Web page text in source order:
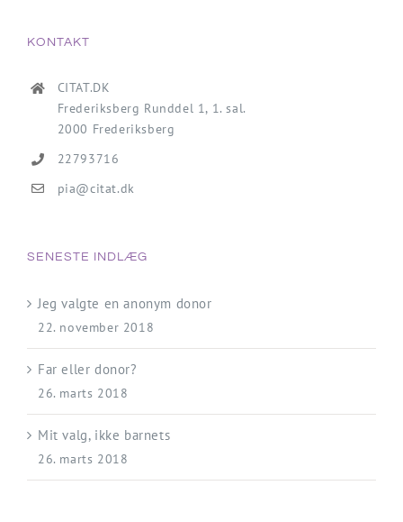
KONTAKT
CITAT.DK
Frederiksberg Runddel 1, 1. sal.
2000 Frederiksberg
22793716
pia@citat.dk
SENESTE INDLÆG
Jeg valgte en anonym donor
22. november 2018
Far eller donor?
26. marts 2018
Mit valg, ikke barnets
26. marts 2018